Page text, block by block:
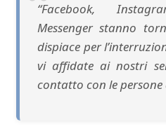
“Facebook,
Messenger stanno
dispiace per
vi affidate ai nostri
contatto con le persone